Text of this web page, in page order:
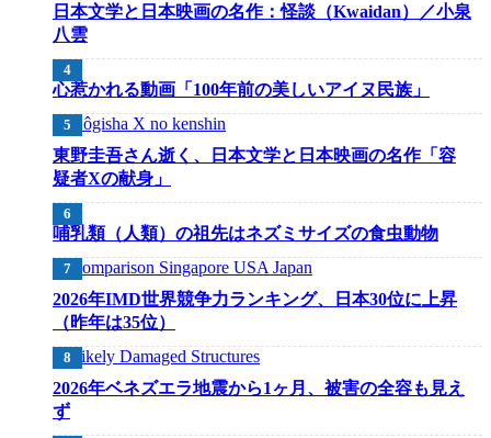
日本文学と日本映画の名作：怪談（Kwaidan）／小泉
八雲
心惹かれる動画「100年前の美しいアイヌ民族」
東野圭吾さん逝く、日本文学と日本映画の名作「容
疑者Xの献身」
哺乳類（人類）の祖先はネズミサイズの食虫動物
2026年IMD世界競争力ランキング、日本30位に上昇
（昨年は35位）
2026年ベネズエラ地震から1ヶ月、被害の全容も見え
ず